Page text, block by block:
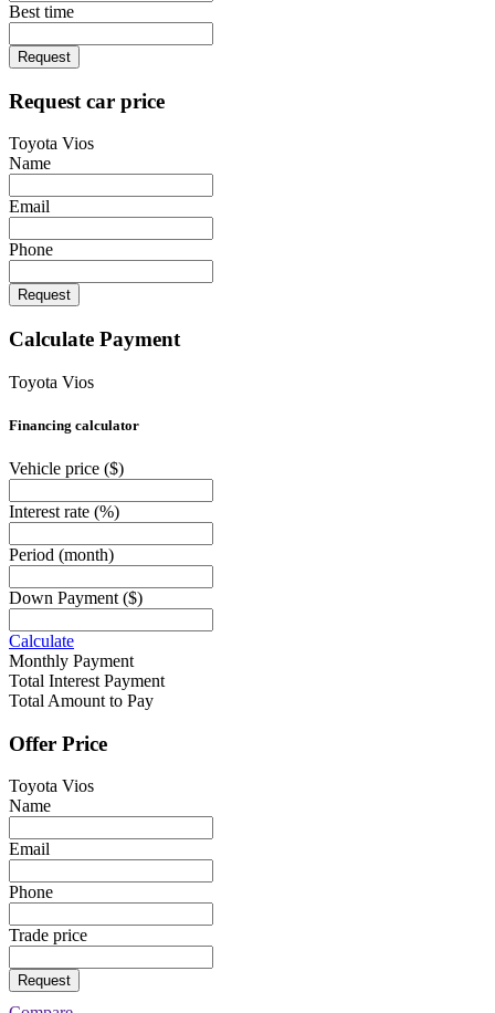
Best time
Request
Request car price
Toyota Vios
Name
Email
Phone
Request
Calculate Payment
Toyota Vios
Financing calculator
Vehicle price ($)
Interest rate (%)
Period (month)
Down Payment ($)
Calculate
Monthly Payment
Total Interest Payment
Total Amount to Pay
Offer Price
Toyota Vios
Name
Email
Phone
Trade price
Request